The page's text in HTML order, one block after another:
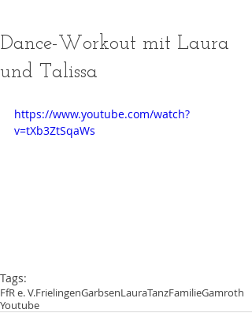
Dance-Workout mit Laura
und Talissa
https://www.youtube.com/watch?
v=tXb3ZtSqaWs
Tags:
FfR e. V.FrielingenGarbsenLauraTanzFamilieGamroth
Youtube